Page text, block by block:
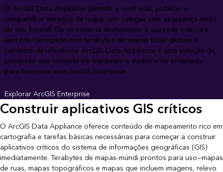
O ArcGIS Data Appliance permite a você criar, publicar e
compartilhar serviços de mapa com colegas com segurança atrás
de seu firewall. Ele se conecta diretamente à sua rede interna e
vem pré-carregado com terabytes de mapas base globais e
camadas de referência. ArcGIS Data Appliance é uma solução de
conteúdo que consiste em hardware e dados e foi projetada
para funcionar com ArcGIS Enterprise.
Explorar ArcGIS Enterprise
Construir aplicativos GIS críticos
O ArcGIS Data Appliance oferece conteúdo de mapeamento rico em
cartografia e tarefas básicas necessárias para começar a construir
aplicativos críticos do sistema de informações geográficas (GIS)
imediatamente. Terabytes de mapas-múndi prontos para uso—mapas
de ruas, mapas topográficos e mapas que incluem imagens, relevo